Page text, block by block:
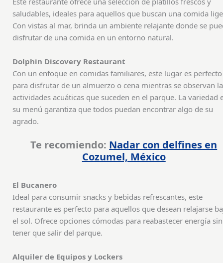
saludables, ideales para aquellos que buscan una comida
Con vistas al mar, brinda un ambiente relajante donde se
disfrutar de una comida en un entorno natural.
Dolphin Discovery Restaurant
Con un enfoque en comidas familiares, este lugar es perfecto
para disfrutar de un almuerzo o cena mientras se observan
actividades acuáticas que suceden en el parque. La variedad
su menú garantiza que todos puedan encontrar algo de su
agrado.
Te recomiendo: Nadar con delfines en
Cozumel, México
El Bucanero
Ideal para consumir snacks y bebidas refrescantes, este
restaurante es perfecto para aquellos que desean relajarse
el sol. Ofrece opciones cómodas para reabastecer energía sin
tener que salir del parque.
Alquiler de Equipos y Lockers